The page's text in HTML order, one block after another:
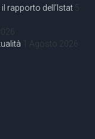
rapporto dell’Istat 5
1 Agosto 2026